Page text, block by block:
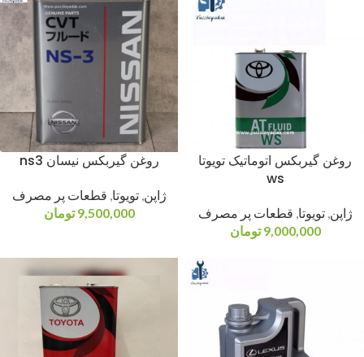
روغن گیربکس اتوماتیک تویوتا
ws
ژاپن,تویوتا, قطعات پر مصرف
9,000,000 تومان
روغن گیربکس نیسان ns3
ژاپن,تویوتا, قطعات پر مصرف
9,500,000 تومان